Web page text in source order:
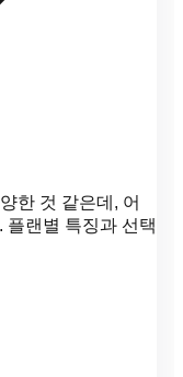
한 것 같은데, 어
플랜별 특징과 선택